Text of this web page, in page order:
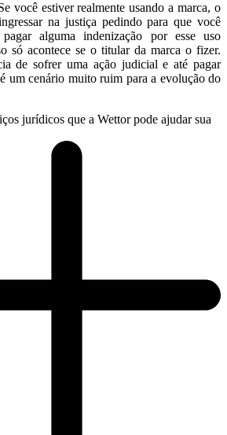
você estiver realmente usando a marca, o
na justiça pedindo para que você
alguma indenização por esse uso
só acontece se o titular da marca o fizer.
de sofrer uma ação judicial e até pagar
um cenário muito ruim para a evolução do
jurídicos que a Wettor pode ajudar sua